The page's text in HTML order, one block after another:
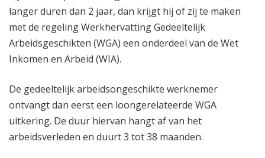
langer duren dan 2 jaar, dan krijgt hij of zij te maken
met de regeling Werkhervatting Gedeeltelijk
Arbeidsgeschikten (WGA) een onderdeel van de Wet
Inkomen en Arbeid (WIA).
De gedeeltelijk arbeidsongeschikte werknemer
ontvangt dan eerst een loongerelateerde WGA
uitkering. De duur hiervan hangt af van het
arbeidsverleden en duurt 3 tot 38 maanden.